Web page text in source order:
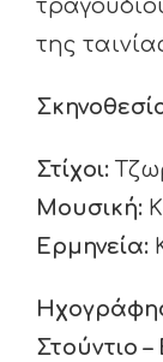
της
Στίχοι:
Μουσική:
Ερμηνεία:
Στούντιο